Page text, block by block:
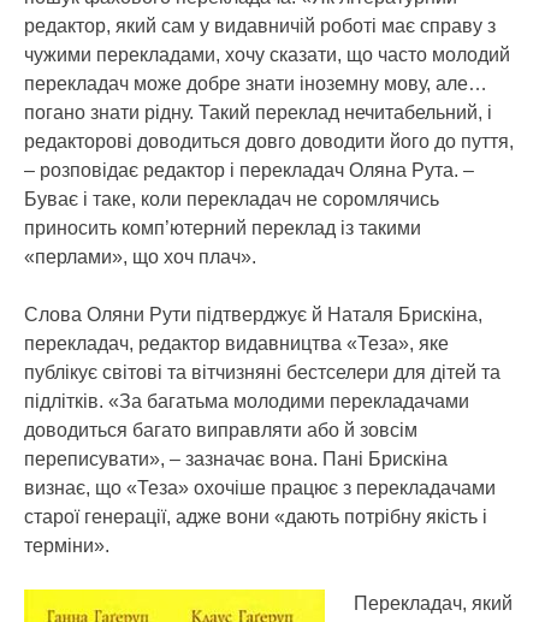
редактор, який сам у видавничій роботі має справу з
чужими перекладами, хочу сказати, що часто молодий
перекладач може добре знати іноземну мову, але…
погано знати рідну. Такий переклад нечитабельний, і
редакторові доводиться довго доводити його до пуття,
– розповідає редактор і перекладач Оляна Рута. –
Буває і таке, коли перекладач не соромлячись
приносить комп’ютерний переклад із такими
«перлами», що хоч плач».
Слова Оляни Рути підтверджує й Наталя Брискіна,
перекладач, редактор видавництва «Теза», яке
публікує свiтовi та вiтчизнянi бестселери для дiтей та
пiдлiткiв. «За багатьма молодими перекладачами
доводиться багато виправляти або й зовсім
переписувати», – зазначає вона. Пані Брискіна
визнає, що «Теза» охочіше працює з перекладачами
старої генерації, адже вони «дають потрібну якість і
терміни».
Перекладач, який